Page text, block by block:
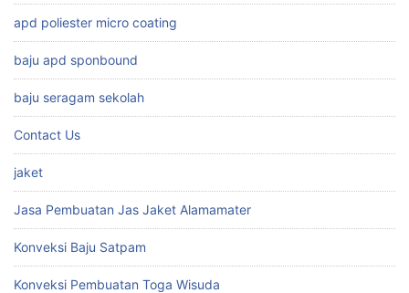
apd poliester micro coating
baju apd sponbound
baju seragam sekolah
Contact Us
jaket
Jasa Pembuatan Jas Jaket Alamamater
Konveksi Baju Satpam
Konveksi Pembuatan Toga Wisuda